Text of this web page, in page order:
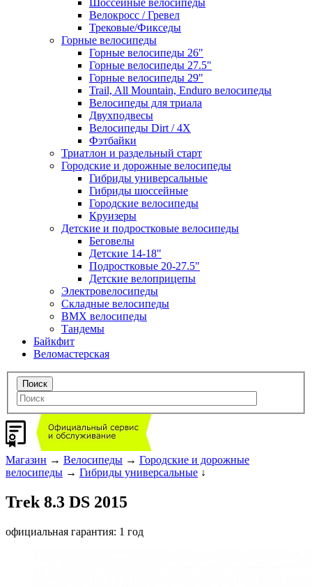
Велокросс / Гревел
Трековые/Фикседы
Горные велосипеды
Горные велосипеды 26"
Горные велосипеды 27.5"
Горные велосипеды 29"
Trail, All Mountain, Enduro велосипеды
Велосипеды для триала
Двухподвесы
Велосипеды Dirt / 4X
Фэтбайки
Триатлон и раздельный старт
Городские и дорожные велосипеды
Гибриды универсальные
Гибриды шоссейные
Городские велосипеды
Круизеры
Детские и подростковые велосипеды
Беговелы
Детские 14-18"
Подростковые 20-27.5"
Детские велоприцепы
Электровелосипеды
Складные велосипеды
BMX велосипеды
Тандемы
Байкфит
Веломастерская
Магазин → Велосипеды → Городские и дорожные
велосипеды → Гибриды универсальные ↓
Trek 8.3 DS 2015
официальная гарантия: 1 год